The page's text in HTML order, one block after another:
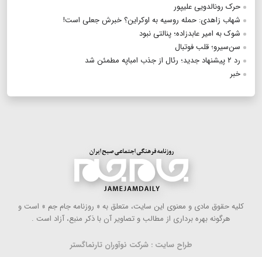
حرک رونالدویی علیپور
شهاب زاهدی: حمله روسیه به اوکراین؟ خبرش جعلی است!
شوک به امیر عابدزاده؛ پنالتی نبود
سن‌سیرو؛ قلب فوتبال
رد ۲ پیشنهاد جدید؛ رئال از جذب امباپه مطمئن شد
خبر
كلیه حقوق مادی و معنوی این سایت، متعلق به « روزنامه جام جم » است و
هرگونه بهره ‌برداری از مطالب و تصاویر آن با ذكر منبع، آزاد است .
طراح سایت : شرکت نوآوران تارنماگستر